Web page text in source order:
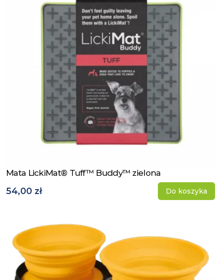
Zobacz produkt
Mata LickiMat® Tuff™ Buddy™ zielona
54,00 zł Do koszyka